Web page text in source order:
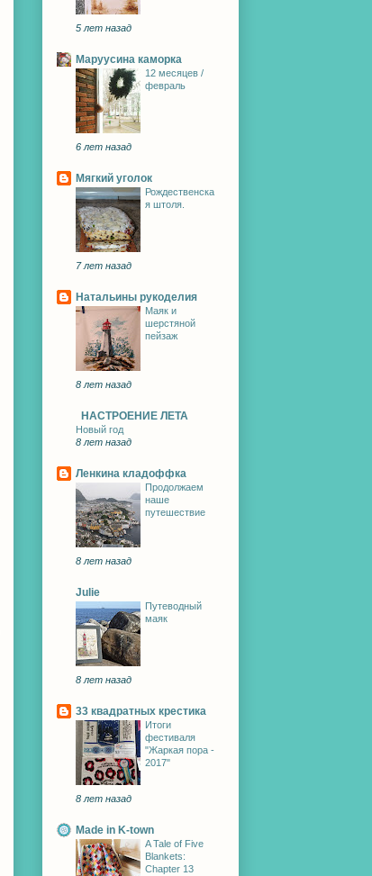
5 лет назад
Маруусина каморка
12 месяцев /
февраль
6 лет назад
Мягкий уголок
Рождественска
я штоля.
7 лет назад
Натальины рукоделия
Маяк и
шерстяной
пейзаж
8 лет назад
НАСТРОЕНИЕ ЛЕТА
Новый год
8 лет назад
Ленкина кладоффка
Продолжаем
наше
путешествие
8 лет назад
Julie
Путеводный
маяк
8 лет назад
33 квадратных крестика
Итоги
фестиваля
"Жаркая пора -
2017"
8 лет назад
Made in K-town
A Tale of Five
Blankets:
Chapter 13